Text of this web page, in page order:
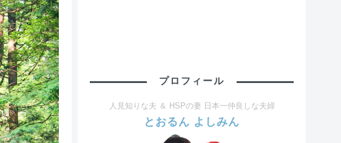
プロフィール
人見知りな夫 ＆ HSPの妻 日本一仲良しな夫婦
とおるん よしみん